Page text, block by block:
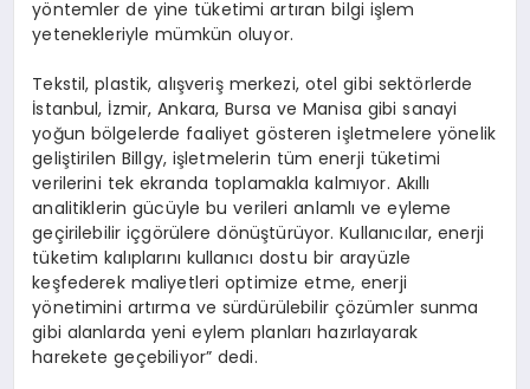
yöntemler de yine tüketimi artıran bilgi işlem
yetenekleriyle mümkün oluyor.
Tekstil, plastik, alışveriş merkezi, otel gibi sektörlerde
İstanbul, İzmir, Ankara, Bursa ve Manisa gibi sanayi
yoğun bölgelerde faaliyet gösteren işletmelere yönelik
geliştirilen Billgy, işletmelerin tüm enerji tüketimi
verilerini tek ekranda toplamakla kalmıyor. Akıllı
analitiklerin gücüyle bu verileri anlamlı ve eyleme
geçirilebilir içgörülere dönüştürüyor. Kullanıcılar, enerji
tüketim kalıplarını kullanıcı dostu bir arayüzle
keşfederek maliyetleri optimize etme, enerji
yönetimini artırma ve sürdürülebilir çözümler sunma
gibi alanlarda yeni eylem planları hazırlayarak
harekete geçebiliyor” dedi.